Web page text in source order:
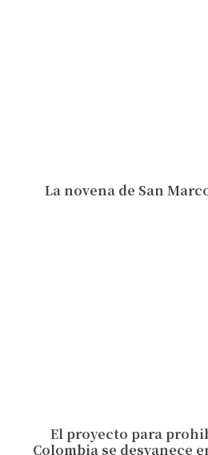
La novena de San
El proyecto para
Colombia se desvanece